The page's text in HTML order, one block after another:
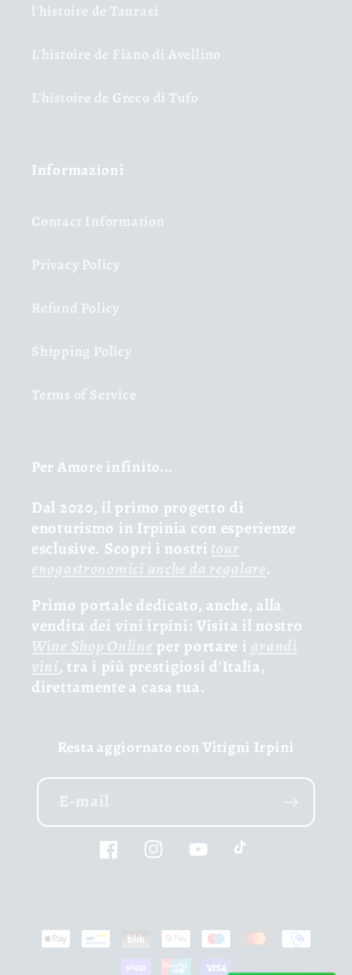
l'histoire de Taurasi
L'histoire de Fiano di Avellino
L'histoire de Greco di Tufo
Informazioni
Contact Information
Privacy Policy
Refund Policy
Shipping Policy
Terms of Service
Per Amore infinito...
Dal 2020, il primo progetto di
enoturismo in Irpinia con esperienze
esclusive. Scopri i nostri tour
enogastronomici anche da regalare.
Primo portale dedicato, anche, alla
vendita dei vini irpini: Visita il nostro
Wine Shop Online per portare i grandi
vini, tra i più prestigiosi d'Italia,
direttamente a casa tua.
Resta aggiornato con Vitigni Irpini
E-mail
FacebookInstagramYouTubeTikTok
Moyens
de